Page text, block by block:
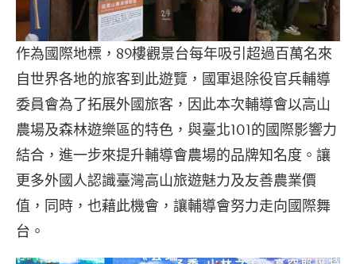
作為國際地標，89樓觀景台每年吸引超過百萬名來
自世界各地的旅客到此遊覽，國軍退除役官兵輔導
委員會為了拓展外國旅客，因此本次輔導會以高山
農場及森林遊樂區的特色，與臺北101的國際影響力
結合，進一步來提升輔導會農場的品牌知名度。讓
更多外國人認識臺灣高山旅遊魅力及友善農業價
值，同時，也藉此機會，讓輔導會努力走向國際舞
台。